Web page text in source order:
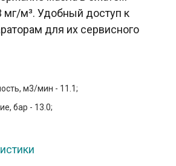
мг/м³. Удобный доступ к
для их сервисного
м3/мин - 11.1;
бар - 13.0;